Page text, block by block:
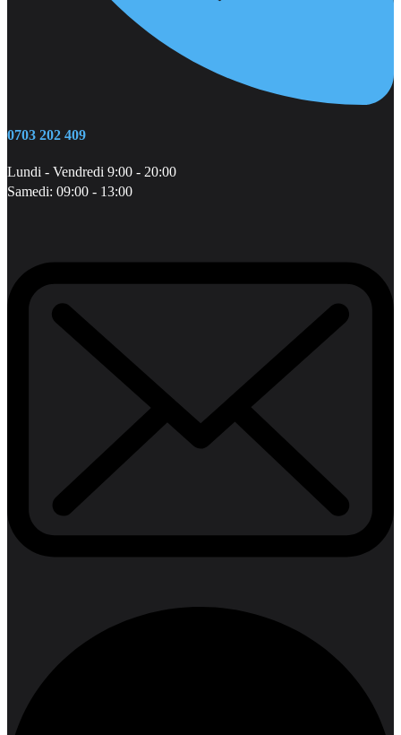
0703 202 409
Lundi - Vendredi 9:00 - 20:00
Samedi: 09:00 - 13:00